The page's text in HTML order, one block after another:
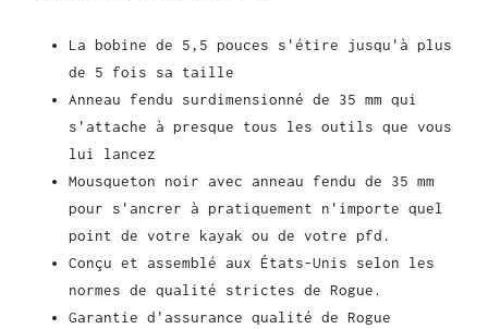
La bobine de 5,5 pouces s'étire jusqu'à plus
de 5 fois sa taille
Anneau fendu surdimensionné de 35 mm qui
s'attache à presque tous les outils que vous
lui lancez
Mousqueton noir avec anneau fendu de 35 mm
pour s'ancrer à pratiquement n'importe quel
point de votre kayak ou de votre pfd.
Conçu et assemblé aux États-Unis selon les
normes de qualité strictes de Rogue.
Garantie d'assurance qualité de Rogue